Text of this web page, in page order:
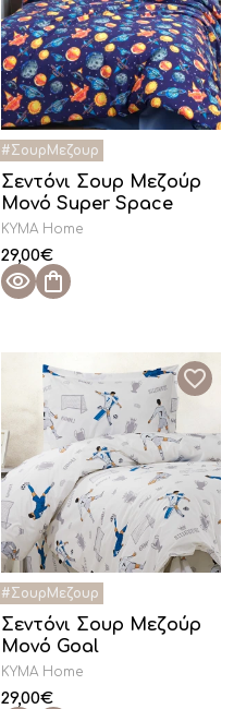
Σεντόνι Σουρ Μεζούρ
Μονό Super Space
KYMA Home
29,00€
Σεντόνι Σουρ Μεζούρ
Μονό Goal
KYMA Home
29,00€